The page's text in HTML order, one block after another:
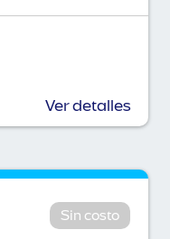
Ver detalles
Sin costo